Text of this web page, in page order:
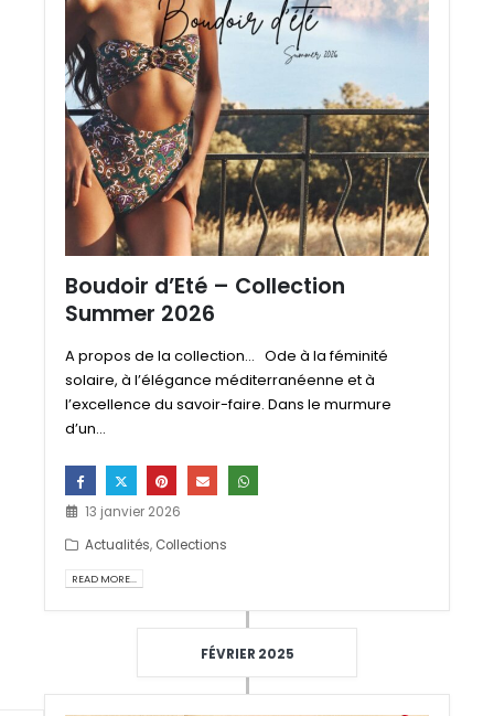
Boudoir d’Eté – Collection
Summer 2026
A propos de la collection... Ode à la féminité
solaire, à l’élégance méditerranéenne et à
l’excellence du savoir-faire. Dans le murmure
d’un...
13 janvier 2026
Actualités, Collections
READ MORE...
FÉVRIER 2025